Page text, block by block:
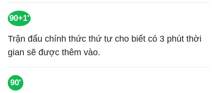
90+1'
Trận đấu chính thức thứ tư cho biết có 3 phút thời
gian sẽ được thêm vào.
90'